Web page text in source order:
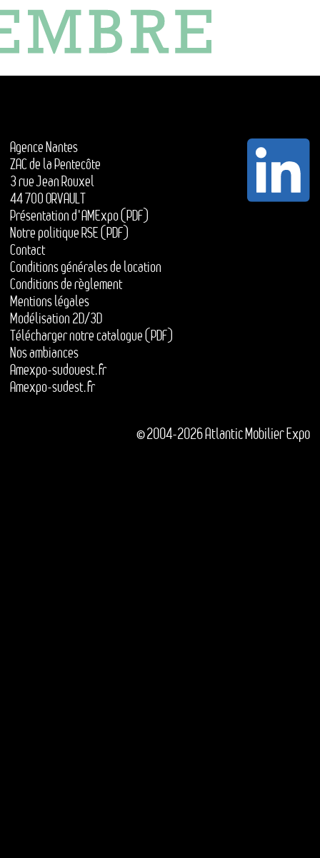
Agence Nantes
ZAC de la Pentecôte
3 rue Jean Rouxel
44 700 ORVAULT
Présentation d'AMExpo (PDF)
Notre politique RSE (PDF)
Contact
Conditions générales de location
Conditions de règlement
Mentions légales
Modélisation 2D/3D
Télécharger notre catalogue (PDF)
Nos ambiances
Amexpo-sudouest.fr
Amexpo-sudest.fr
© 2004-2026 Atlantic Mobilier Expo